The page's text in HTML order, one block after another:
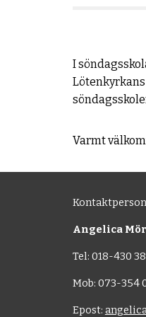
I
Varmt
Angelica
Tel: 018-430
Mob: 073-354
Epost: